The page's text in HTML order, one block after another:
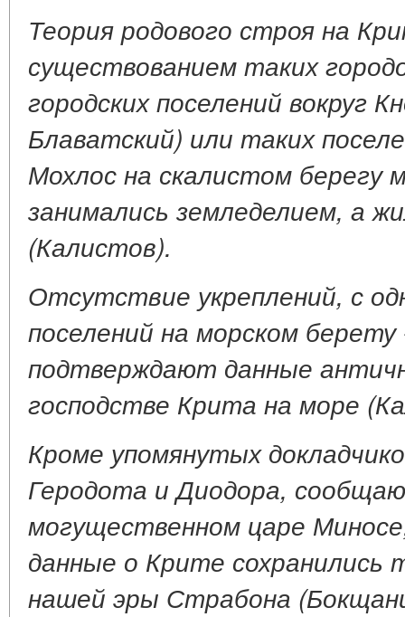
Теория родового строя на
существованием таких
городских поселений вокруг
Блаватский) или таких
Мохлос на скалистом
занимались земледелием, а
(Калистов).
Отсутствие укреплений, с
поселений на морском берету
подтверждают данные
господстве Крита на море
Кроме упомянутых
Геродота и Диодора,
могущественном царе
данные о Крите сохранились
нашей эры Страбона